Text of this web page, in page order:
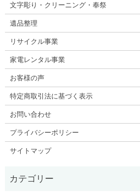
文字彫り・クリーニング・奉祭
遺品整理
リサイクル事業
家電レンタル事業
お客様の声
特定商取引法に基づく表示
お問い合わせ
プライバシーポリシー
サイトマップ